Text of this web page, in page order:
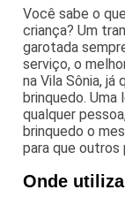
Você sabe o
criança? Um
garotada
serviço, o
na Vila Sônia,
brinquedo.
qualquer
brinquedo o
para que outros
Onde